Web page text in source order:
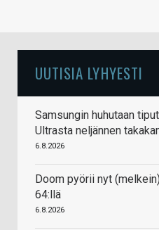
UUTISIA LYHYESTI
Samsungin huhutaan
Ultrasta neljännen
6.8.2026
Doom pyörii nyt
64:llä
6.8.2026